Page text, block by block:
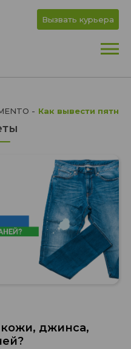
Вызвать курьера
Как вывести пятно
кожи, джинса,